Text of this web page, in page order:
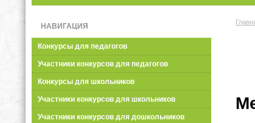
НАВИГАЦИЯ
Конкурсы для педагогов
Участники конкурсов для педагогов
Конкурсы для школьников
Участники конкурсов для школьников
Участники конкурсов для дошкольников